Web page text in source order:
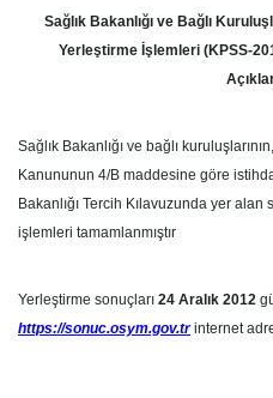
Sağlık Bakanlığı ve Bağlı
Yerleştirme İşlemleri (KPSS-
Sağlık Bakanlığı ve bağlı
Kanununun 4/B maddesine göre
Bakanlığı Tercih Kılavuzunda yer
işlemleri tamamlanmıştır
Yerleştirme sonuçları 24 Aralık 2012
https://sonuc.osym.gov.trinternet